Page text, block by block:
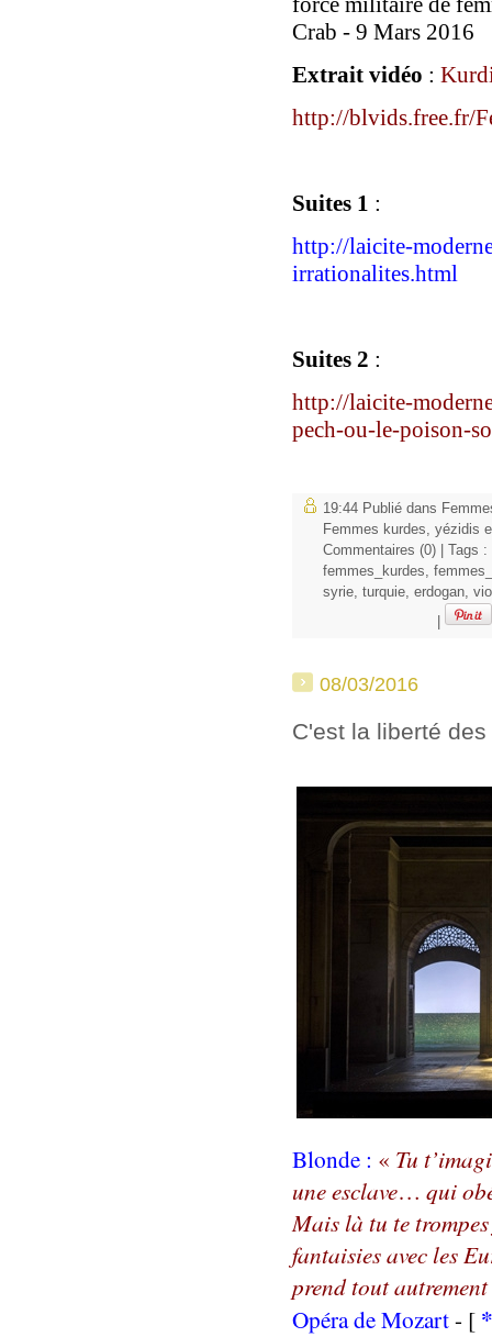
Crab - 9 Mars 2016
Extrait vidéo :
http://blvids.free.fr/
Suites 1 :
http://laicite-
irrationalites.html
Suites 2 :
http://laicite-
pech-ou-le-poison-
19:44 Publié dans
Femmes kurdes, yézidis
Commentaires (0) | Tags :
femmes_kurdes,
syrie, turquie, erdogan,
08/03/2016
C'est la liberté
Blonde : « Tu
une esclave… qui
Mais là tu te
fantaisies avec les
prend tout autrement
Opéra de Mozart- [ *